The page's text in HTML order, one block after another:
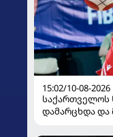
15:02/10-08-2026
საქართველოს
დამარცხდა